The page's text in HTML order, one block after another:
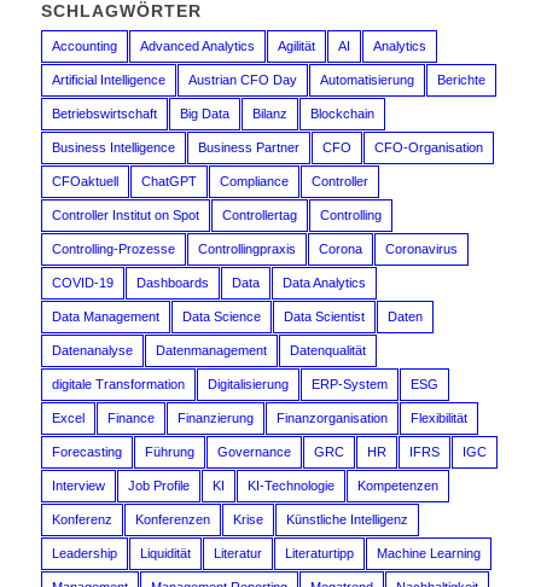
SCHLAGWÖRTER
Accounting Advanced Analytics Agilität AI Analytics
Artificial Intelligence Austrian CFO Day Automatisierung Berichte
Betriebswirtschaft Big Data Bilanz Blockchain
Business Intelligence Business Partner CFO CFO-Organisation
CFOaktuell ChatGPT Compliance Controller
Controller Institut on Spot Controllertag Controlling
Controlling-Prozesse Controllingpraxis Corona Coronavirus
COVID-19 Dashboards Data Data Analytics
Data Management Data Science Data Scientist Daten
Datenanalyse Datenmanagement Datenqualität
digitale Transformation Digitalisierung ERP-System ESG
Excel Finance Finanzierung Finanzorganisation Flexibilität
Forecasting Führung Governance GRC HR IFRS IGC
Interview Job Profile KI KI-Technologie Kompetenzen
Konferenz Konferenzen Krise Künstliche Intelligenz
Leadership Liquidität Literatur Literaturtipp Machine Learning